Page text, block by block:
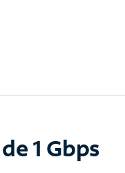
1 Gbps